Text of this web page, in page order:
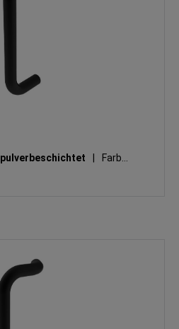
pulverbeschichtet
Farbe: